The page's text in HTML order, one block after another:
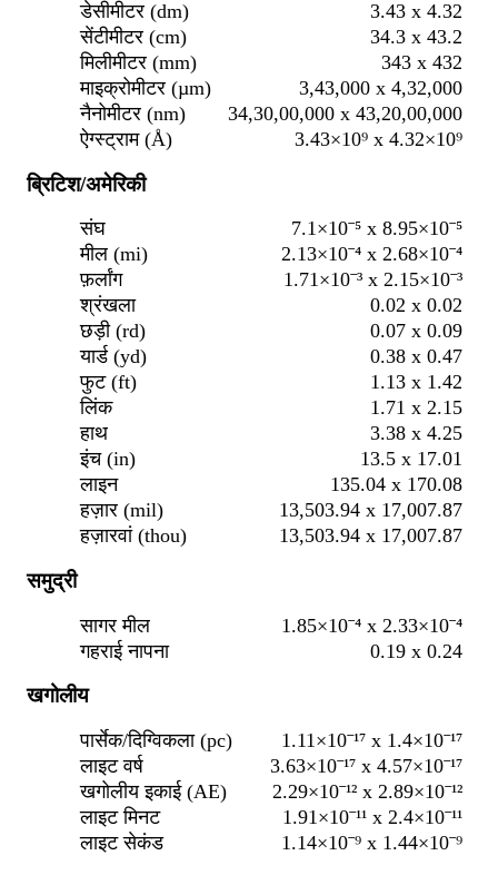
डेसीमीटर (dm)
3.43 x 4.32
सेंटीमीटर (cm)
34.3 x 43.2
मिलीमीटर (mm)
343 x 432
माइक्रोमीटर (µm)
3,43,000 x 4,32,000
नैनोमीटर (nm)
34,30,00,000 x 43,20,00,000
ऐग्स्ट्राम (Å)
3.43×10⁹ x 4.32×10⁹
ब्रिटिश/अमेरिकी
संघ
7.1×10⁻⁵ x 8.95×10⁻⁵
मील (mi)
2.13×10⁻⁴ x 2.68×10⁻⁴
फ़र्लांग
1.71×10⁻³ x 2.15×10⁻³
श्रंखला
0.02 x 0.02
छड़ी (rd)
0.07 x 0.09
यार्ड (yd)
0.38 x 0.47
फुट (ft)
1.13 x 1.42
लिंक
1.71 x 2.15
हाथ
3.38 x 4.25
इंच (in)
13.5 x 17.01
लाइन
135.04 x 170.08
हज़ार (mil)
13,503.94 x 17,007.87
हज़ारवां (thou)
13,503.94 x 17,007.87
समुद्री
सागर मील
1.85×10⁻⁴ x 2.33×10⁻⁴
गहराई नापना
0.19 x 0.24
खगोलीय
पार्सेक/दिग्विकला (pc)
1.11×10⁻¹⁷ x 1.4×10⁻¹⁷
लाइट वर्ष
3.63×10⁻¹⁷ x 4.57×10⁻¹⁷
खगोलीय इकाई (AE)
2.29×10⁻¹² x 2.89×10⁻¹²
लाइट मिनट
1.91×10⁻¹¹ x 2.4×10⁻¹¹
लाइट सेकंड
1.14×10⁻⁹ x 1.44×10⁻⁹